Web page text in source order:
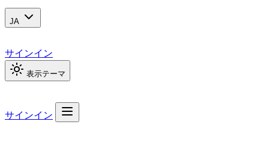
JA
サインイン
表示テーマ
サインイン